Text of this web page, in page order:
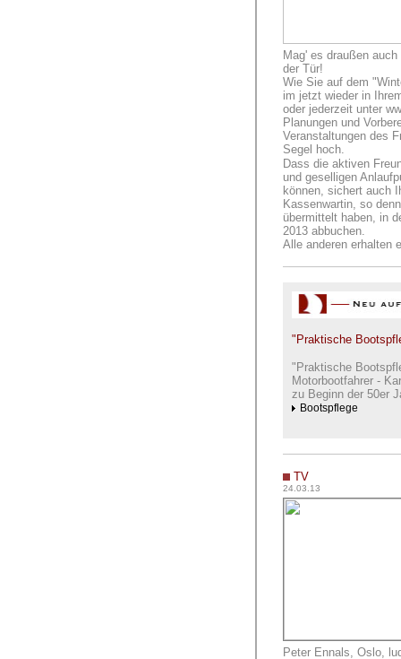
Mag' es draußen
der Tür!
Wie Sie auf dem
im jetzt wieder in
oder jederzeit unter
Planungen und
Veranstaltungen des
Segel hoch.
Dass die aktiven
und geselligen
können, sichert auch
Kassenwartin, so
übermittelt haben, in
2013 abbuchen.
Alle anderen erhalten
"Praktische
"Praktische
Motorbootfahrer -
zu Beginn der 50er
Bootspflege
TV
24.03.13
Peter Ennals, Oslo,